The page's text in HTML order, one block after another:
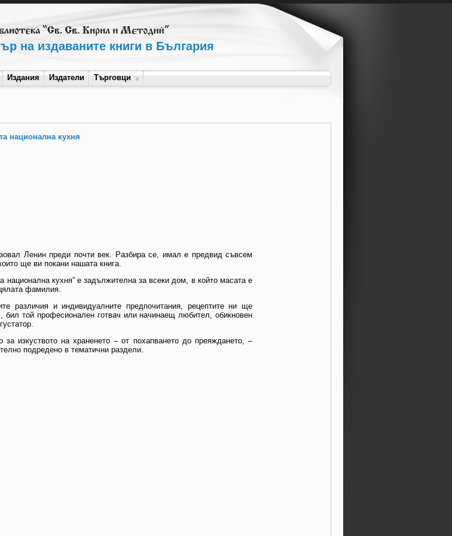
на издаваните книги в България
Издания Издатели Търговци
национална кухня
Ленин преди почти век. Разбира се, имал е предвид съвсем
ще ви покани нашата книга.
национална кухня” е задължителна за всеки дом, в който масата е
фамилия.
различия и индивидуалните предпочитания, рецептите ни ще
бил той професионален готвач или начинаещ любител, обикновен
изкуството на храненето – от похапването до преяждането, –
подредено в тематични раздели.